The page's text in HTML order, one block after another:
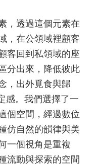
，透過這個元素在
，在公領域裡顧客
客回到私領域的座
分出來，降低彼此
，出外覓食與歸
感。我們選擇了一
個空間，經過數位
仿自然的韻律與美
一個視角是重複
流動與探索的空間